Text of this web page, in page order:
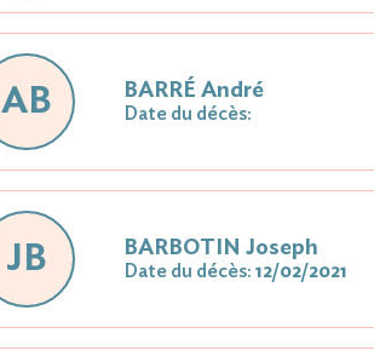
AB BARRÉ André
Date du décès:
JB BARBOTIN Joseph
Date du décès: 12/02/2021